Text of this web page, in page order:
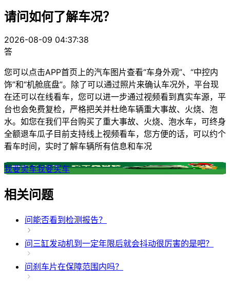
请问如何了解车况？
2026-08-09 04:37:38
答
您可以点击APP首页上的汽车图片查看“车身外观”、“中控内
饰”和“机舱底盘”。除了可以通过照片来确认车况外，平台现
在还可以在线看车，您可以进一步通过视频看到真实车源，平
台也会免费复检，严格把关并杜绝车辆重大事故、火烧、泡
水。如您在我们平台购买了重大事故、火烧、泡水车，可终身
全额退车瓜子目前支持线上视频看车，您方便的话，可以约个
看车时间，实时了解车辆所有信息和车况
我要卖车我要买车
相关问题
问能否看到检测报告？
问三缸发动机到一定年限后就会抖动很厉害的是吧？
问刹车片在保障范围内吗？